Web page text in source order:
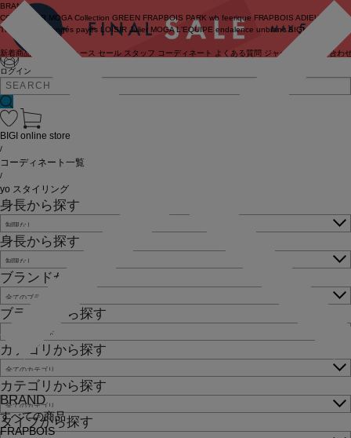
ログイン
BRAND
COUTURIER MOGA Collection GREEN FRAPBOIS PARK wb feerique FRAPBOIS ADIEU
TRISTESSE
congés payés LOISIR Julier MOGA L'EQUIPE endalence unbilanc BIGI online store
新着商品 ニュース セール スタッフ コーディネート よくある質問 ジャーナル お問い合わ
BRAND
すべての商品
FRAPBOIS
BIGI online store
/
コーディネート一覧
/
yo スタイリング
身長から探す
身長から探す
ブランドから探す
ブランドから探す
カテゴリから探す
カテゴリから探す
タイプから探す